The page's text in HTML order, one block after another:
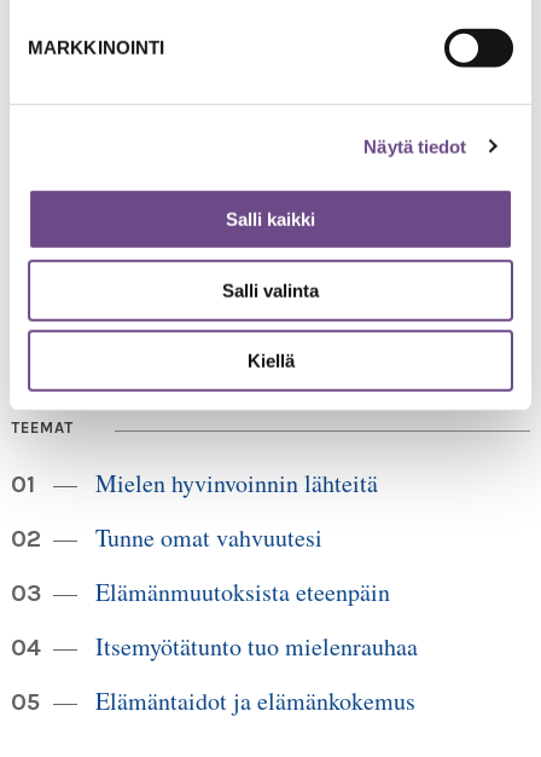
MARKKINOINTI
Näytä tiedot
Salli kaikki
Salli valinta
Kiellä
puh. 09 6122 160HUOM!Lankanumeron käyttö loppuu
30.6.2026, sen jälkeen numero on 040 350 3104
info@ikainstituutti.fi
TEEMAT
Mielen hyvinvoinnin lähteitä
Tunne omat vahvuutesi
Elämänmuutoksista eteenpäin
Itsemyötätunto tuo mielenrauhaa
Elämäntaidot ja elämänkokemus